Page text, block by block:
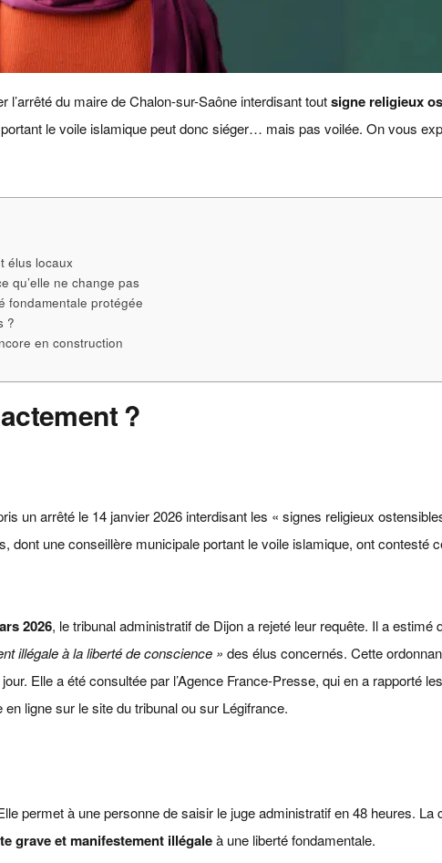
du maire de Chalon-sur-Saône interdisant toutsigne religieux
le voile islamique peut donc siéger… mais pas voilée. On vous
élus locaux
qu’elle ne change pas
fondamentale protégée
?
en construction
?
un arrêté le 14 janvier 2026 interdisant les « signes religieux
dont une conseillère municipale portant le voile islamique, ont contesté
2026, le tribunal administratif de Dijon a rejeté leur requête. Il a estimé
illégale à la liberté de conscience » des élus concernés. Cette
Elle a été consultée par l’Agence France-Presse, qui en a rapporté
ligne sur le site du tribunal ou sur Légifrance.
permet à une personne de saisir le juge administratif en 48 heures. La
grave et manifestement illégaleà une liberté fondamentale.